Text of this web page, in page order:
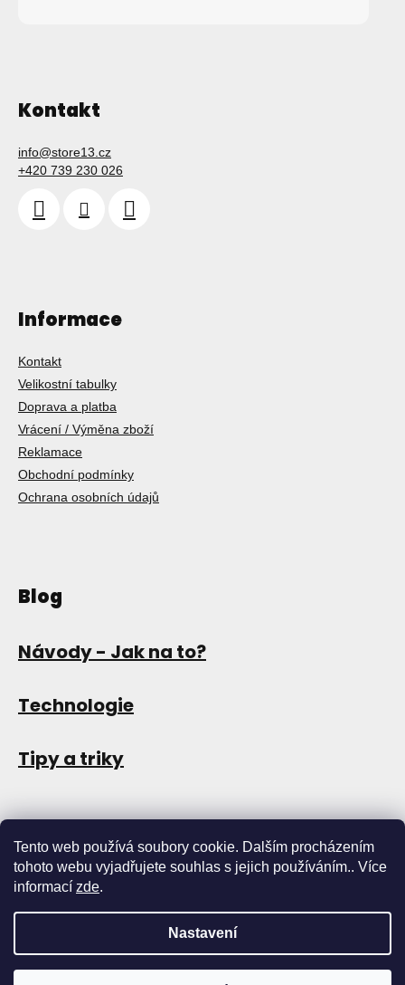
Tento web používá soubory cookie. Dalším procházením
tohoto webu vyjadřujete souhlas s jejich používáním.. Více
informací zde.
Nastavení
Kontakt
info@store13.cz
+420 739 230 026
Informace
Kontakt
Velikostní tabulky
Doprava a platba
Vrácení / Výměna zboží
Reklamace
Obchodní podmínky
Ochrana osobních údajů
Blog
Návody - Jak na to?
Technologie
Tipy a triky
. Všechna práva vyhrazena.
nastavení cookies